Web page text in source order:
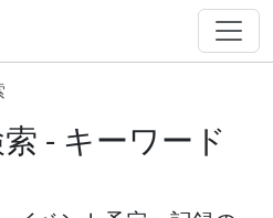
- キーワード